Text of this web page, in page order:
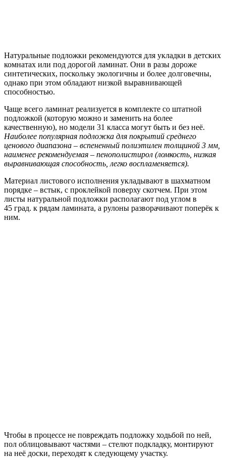
Натуральные подложки рекомендуются для укладки в детских
комнатах или под дорогой ламинат. Они в разы дороже
синтетических, поскольку экологичны и более долговечны,
однако при этом обладают низкой выравнивающей
способностью.
Чаще всего ламинат реализуется в комплекте со штатной
подложкой (которую можно и заменить на более
качественную), но модели 31 класса могут быть и без неё.
Наиболее популярная подложка для покрытий среднего
ценового диапазона – вспененный полиэтилен толщиной 3 мм,
наименее рекомендуемая – пенополистирол (ломкость, низкая
выравнивающая способность, легко воспламеняется).
Материал листового исполнения укладывают в шахматном
порядке – встык, с проклейкой поверху скотчем. При этом
листы натуральной подложки располагают под углом в
45 град. к рядам ламината, а рулоны разворачивают поперёк к
ним.
Чтобы в процессе не повреждать подложку ходьбой по ней,
пол облицовывают частями – стелют подкладку, монтируют
на неё доски, переходят к следующему участку.